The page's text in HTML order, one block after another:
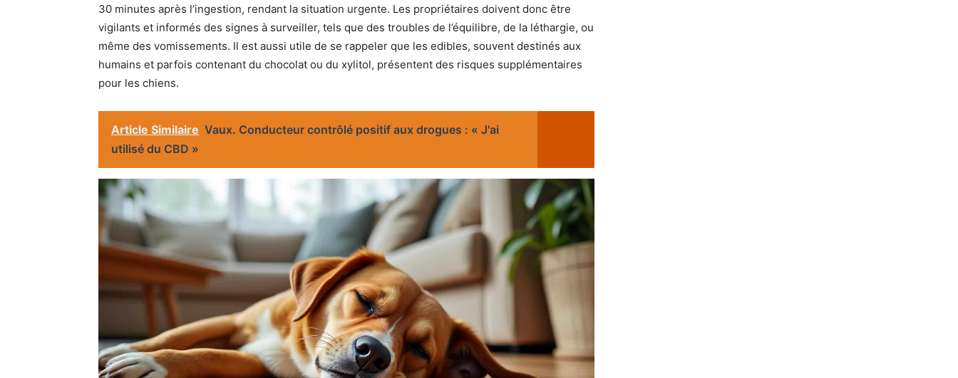
30 minutes après l’ingestion, rendant la situation urgente. Les propriétaires doivent donc être
vigilants et informés des signes à surveiller, tels que des troubles de l’équilibre, de la léthargie, ou
même des vomissements. Il est aussi utile de se rappeler que les edibles, souvent destinés aux
humains et parfois contenant du chocolat ou du xylitol, présentent des risques supplémentaires
pour les chiens.
Article Similaire Vaux. Conducteur contrôlé positif aux drogues : « J'ai
utilisé du CBD »